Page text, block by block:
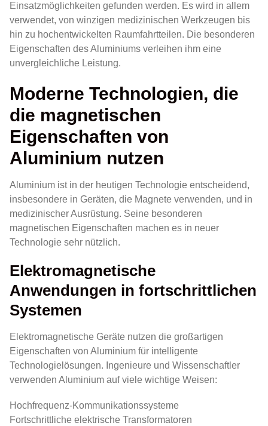
Einsatzmöglichkeiten gefunden werden. Es wird in allem
verwendet, von winzigen medizinischen Werkzeugen bis
hin zu hochentwickelten Raumfahrtteilen. Die besonderen
Eigenschaften des Aluminiums verleihen ihm eine
unvergleichliche Leistung.
Moderne Technologien, die
die magnetischen
Eigenschaften von
Aluminium nutzen
Aluminium ist in der heutigen Technologie entscheidend,
insbesondere in Geräten, die Magnete verwenden, und in
medizinischer Ausrüstung. Seine besonderen
magnetischen Eigenschaften machen es in neuer
Technologie sehr nützlich.
Elektromagnetische
Anwendungen in fortschrittlichen
Systemen
Elektromagnetische Geräte nutzen die großartigen
Eigenschaften von Aluminium für intelligente
Technologielösungen. Ingenieure und Wissenschaftler
verwenden Aluminium auf viele wichtige Weisen:
Hochfrequenz-Kommunikationssysteme
Fortschrittliche elektrische Transformatoren